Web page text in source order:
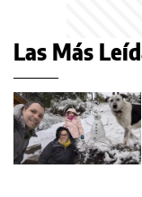
Las Más